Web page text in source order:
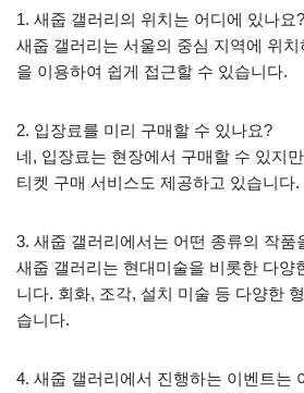
1. 새줍 갤러리의 위치는 어디에 있나요?
새줍 갤러리는 서울의 중심 지역에 위
을 이용하여 쉽게 접근할 수 있습니다.
2. 입장료를 미리 구매할 수 있나요?
네, 입장료는 현장에서 구매할 수 있지
티켓 구매 서비스도 제공하고 있습니다.
3. 새줍 갤러리에서는 어떤 종류의 작품
새줍 갤러리는 현대미술을 비롯한 다양
니다. 회화, 조각, 설치 미술 등 다양한
습니다.
4. 새줍 갤러리에서 진행하는 이벤트는